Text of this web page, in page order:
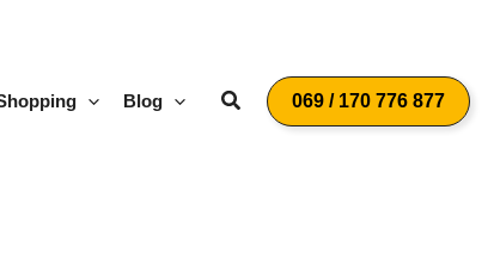
Blog Suchen069 / 170 776 877